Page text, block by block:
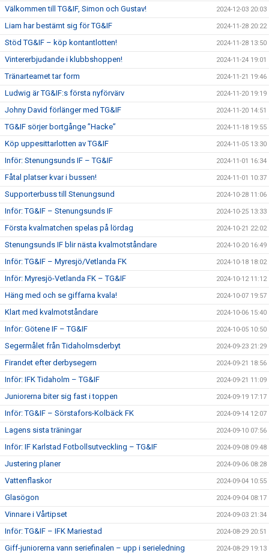
Välkommen till TG&IF, Simon och Gustav! 2024-12-03 20:03
Liam har bestämt sig för TG&IF 2024-11-28 20:22
Stöd TG&IF – köp kontantlotten! 2024-11-28 13:50
Vintererbjudande i klubbshoppen! 2024-11-24 19:01
Tränarteamet tar form 2024-11-21 19:46
Ludwig är TG&IF:s första nyförvärv 2024-11-20 19:19
Johny David förlänger med TG&IF 2024-11-20 14:51
TG&IF sörjer bortgånge ”Hacke” 2024-11-18 19:55
Köp uppesittarlotten av TG&IF 2024-11-05 13:30
Inför: Stenungsunds IF – TG&IF 2024-11-01 16:34
Fåtal platser kvar i bussen! 2024-11-01 10:37
Supporterbuss till Stenungsund 2024-10-28 11:06
Inför: TG&IF – Stenungsunds IF 2024-10-25 13:33
Första kvalmatchen spelas på lördag 2024-10-21 22:02
Stenungsunds IF blir nästa kvalmotståndare 2024-10-20 16:49
Inför: TG&IF – Myresjö/Vetlanda FK 2024-10-18 18:02
Inför: Myresjö-Vetlanda FK – TG&IF 2024-10-12 11:12
Häng med och se giffarna kvala! 2024-10-07 19:57
Klart med kvalmotståndare 2024-10-06 15:40
Inför: Götene IF – TG&IF 2024-10-05 10:50
Segermålet från Tidaholmsderbyt 2024-09-23 21:29
Firandet efter derbysegern 2024-09-21 18:56
Inför: IFK Tidaholm – TG&IF 2024-09-21 11:09
Juniorerna biter sig fast i toppen 2024-09-19 17:17
Inför: TG&IF – Sörstafors-Kolbäck FK 2024-09-14 12:07
Lagens sista träningar 2024-09-10 07:56
Inför: IF Karlstad Fotbollsutveckling – TG&IF 2024-09-08 09:48
Justering planer 2024-09-06 08:28
Vattenflaskor 2024-09-04 10:55
Glasögon 2024-09-04 08:17
Vinnare i Vårtipset 2024-09-03 21:34
Inför: TG&IF – IFK Mariestad 2024-08-29 20:51
Giff-juniorerna vann seriefinalen – upp i serieledning 2024-08-29 19:13